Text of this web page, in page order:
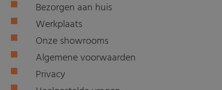
Bezorgen aan huis
Werkplaats
Onze showrooms
Algemene voorwaarden
Privacy